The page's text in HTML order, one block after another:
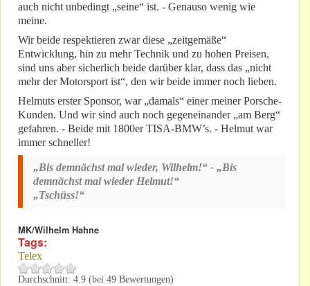
auch nicht unbedingt „seine“ ist. - Genauso wenig wie
meine.
Wir beide respektieren zwar diese „zeitgemäße“
Entwicklung, hin zu mehr Technik und zu hohen Preisen,
sind uns aber sicherlich beide darüber klar, dass das „nicht
mehr der Motorsport ist“, den wir beide immer noch lieben.
Helmuts erster Sponsor, war „damals“ einer meiner Porsche-
Kunden. Und wir sind auch noch gegeneinander „am Berg“
gefahren. - Beide mit 1800er TISA-BMW’s. - Helmut war
immer schneller!
„Bis demnächst mal wieder, Wilhelm!“ - „Bis
demnächst mal wieder Helmut!“
„Tschüss!“
MK/Wilhelm Hahne
Tags:
Telex
Durchschnitt: 4.9 (bei 49 Bewertungen)